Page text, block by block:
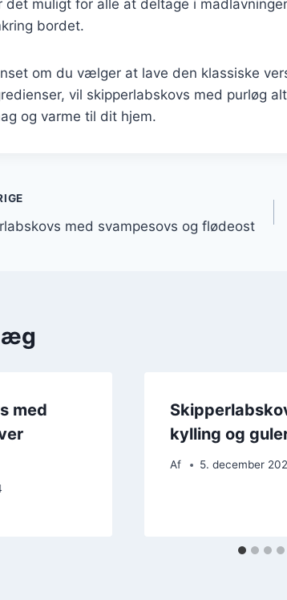
det muligt for alle at deltage i
bordet.
om du vælger at lave den klassiske
vil skipperlabskovs med purløg
og varme til dit hjem.
med svampesovs og flødeost
med
kylling og
Af 5. december